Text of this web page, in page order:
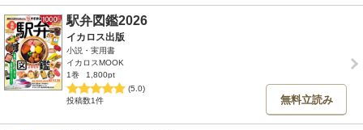
駅弁図鑑2026
イカロス出版
小説・実用書
イカロスMOOK
1巻
1,800pt
(5.0)
投稿数1件
無料立読み